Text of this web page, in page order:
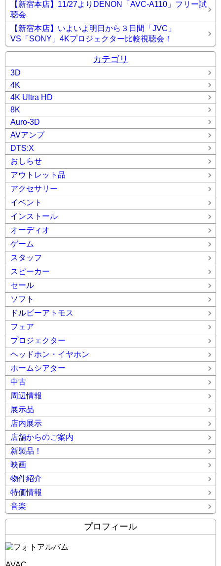
【新宿本店】11/27よりDENON「AVC-A110」フリー試
聴会
【新宿本店】いよいよ明日から３日間「JVC」
VS「SONY」4Kプロジェクター比較視聴会！
カテゴリ
3D
4K
4K Ultra HD
8K
Auro-3D
AVアンプ
DTS:X
おしらせ
アウトレット品
アクセサリー
イベント
インストール
オーディオ
ゲーム
スタッフ
スピーカー
セール
ソフト
ドルビーアトモス
フェア
プロジェクター
ヘッドホン・イヤホン
ホームシアター
中古
周辺情報
展示品
店内展示
店舗からのご案内
新製品！
映画
物件紹介
特価情報
音楽
プロフィール